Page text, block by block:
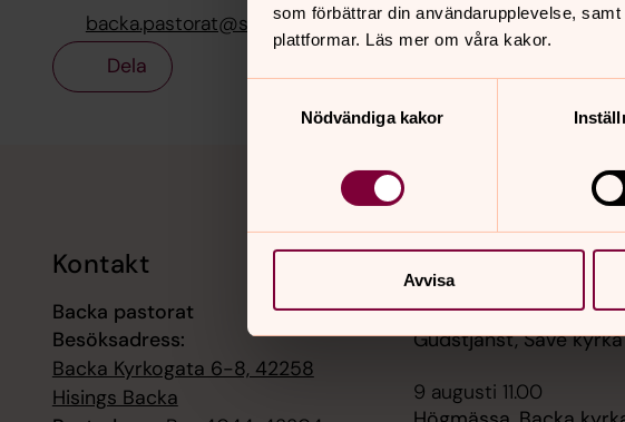
som förbättrar din användarupplevelse,
plattformar. Läs mer om våra kakor.
Nödvändiga kakor
Avvisa
backa.pastorat@svenskakyrkan.se
Dela
Kontakt
Backa pastorat
Besöksadress:
Backa Kyrkogata 6-8, 42258
Hisings Backa
9 augusti 11.00
Gudstjänst, Säve kyrka
9 augusti 11.00